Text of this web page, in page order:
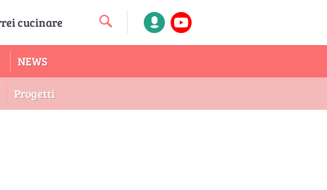
NEWS
Progetti